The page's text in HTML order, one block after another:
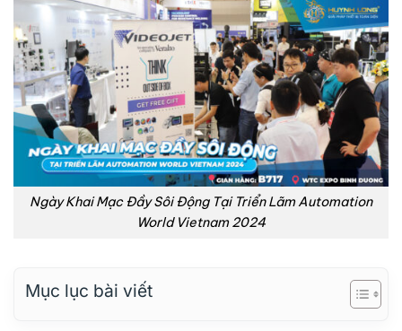
Ngày Khai Mạc Đầy Sôi Động Tại Triển Lãm Automation
World Vietnam 2024
Mục lục bài viết